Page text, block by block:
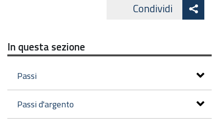
Condividi
In questa sezione
Passi
Passi d'argento